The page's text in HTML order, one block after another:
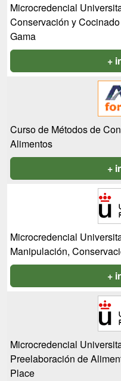
Microcredencial
Conservación y
Gama
+
Curso de Métodos de
Alimentos
+
Microcredencial
Manipulación,
+
Microcredencial
Preelaboración de
Place